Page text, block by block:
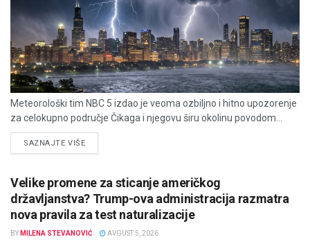
Meteorološki tim NBC 5 izdao je veoma ozbiljno i hitno upozorenje
za celokupno područje Čikaga i njegovu širu okolinu povodom...
SAZNAJTE VIŠEDETAILS
Velike promene za sticanje američkog
državljanstva? Trump-ova administracija razmatra
nova pravila za test naturalizacije
BY MILENA STEVANOVIĆ AVGUST 5, 2026